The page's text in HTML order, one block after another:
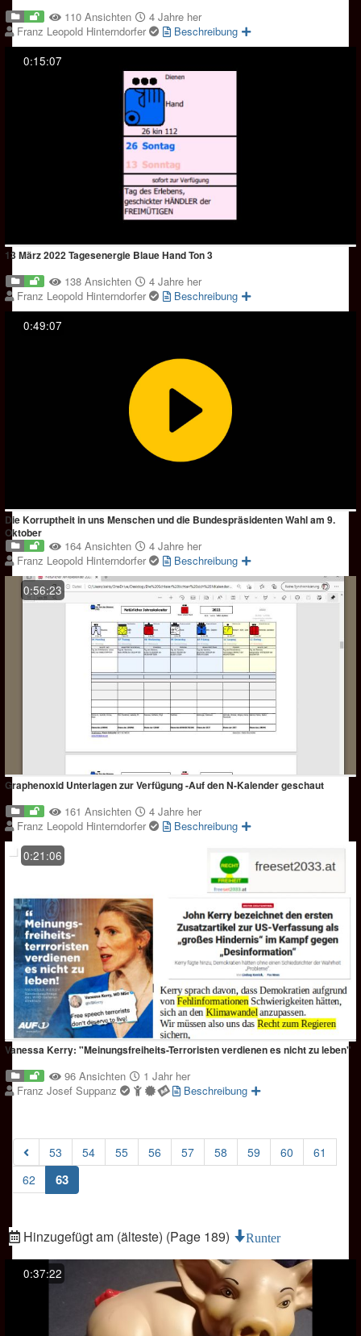
110 Ansichten
4 Jahre her
Franz Leopold Hinterndorfer
Beschreibung
0:15:07
13 März 2022 Tagesenergie Blaue Hand Ton 3
138 Ansichten
4 Jahre her
Franz Leopold Hinterndorfer
Beschreibung
0:49:07
Die Korruptheit in uns Menschen und die Bundespräsidenten Wahl am 9.
Oktober
164 Ansichten
4 Jahre her
Franz Leopold Hinterndorfer
Beschreibung
0:56:23
Graphenoxid Unterlagen zur Verfügung -Auf den N-Kalender geschaut
161 Ansichten
4 Jahre her
Franz Leopold Hinterndorfer
Beschreibung
0:21:06
Vanessa Kerry: "Meinungsfreiheits-Terroristen verdienen es nicht zu leben"
96 Ansichten
1 Jahr her
Franz Josef Suppanz
Beschreibung
53 54 55 56 57 58 59 60
61
62
63(current)
Hinzugefügt am (älteste) (Page 189) Runter
0:37:22